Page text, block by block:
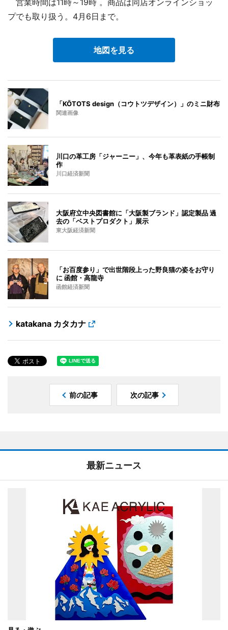
営業時間は11時～19時 。商品は同店オンラインショッ
プでも取り扱う。4月6日まで。
地図を見る
「KŌTOTS design（コウトツデザイン）」のミニ財布
関連画像
川口の革工房「ジャーニー」、今年も革表紙の手帳制
作
川口経済新聞
大阪府立中央図書館に「大阪製ブランド」認定製品 過
去の「ベストプロダクト」展示
東大阪経済新聞
「お百度参り」で出世階段上った野良猫の姿をお守り
に 函館・高龍寺
函館経済新聞
katakana カタカナ
前の記事 次の記事
最新ニュース